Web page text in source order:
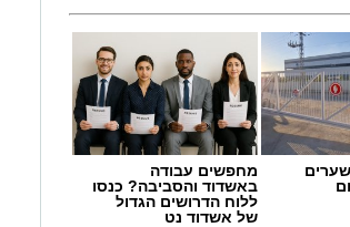
מחפשים עבודה
באשדוד והסביבה? כנסו
ללוח הדרושים הגדול
של אשדוד נט